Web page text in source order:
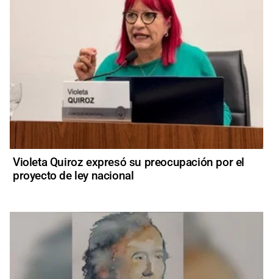
Violeta Quiroz expresó su preocupación por el
proyecto de ley nacional